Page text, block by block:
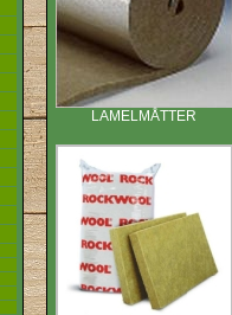
LAMELMÅTTER